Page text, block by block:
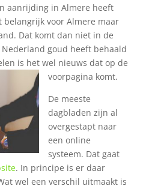
aanrijding in Almere heeft
belangrijk voor Almere maar
Dat komt dan niet in de
goud heeft behaald
is het wel nieuws dat op de
voorpagina komt.
De meeste
dagbladen zijn al
overgestapt naar
een online
systeem. Dat gaat
. In principe is er daar
wel een verschil uitmaakt is